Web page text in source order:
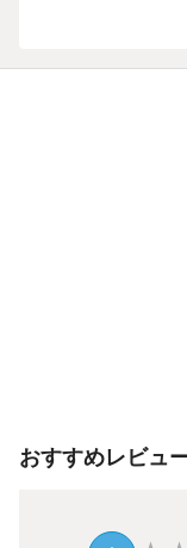
おすすめレビュ